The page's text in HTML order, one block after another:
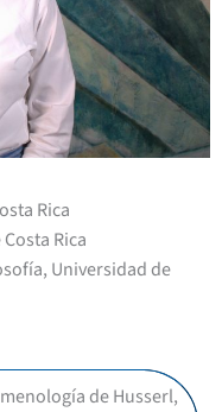
Rica
Rica
Universidad de
de Husserl,